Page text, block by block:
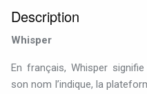
Description
Whisper
En français, Whisper
son nom l’indique, la